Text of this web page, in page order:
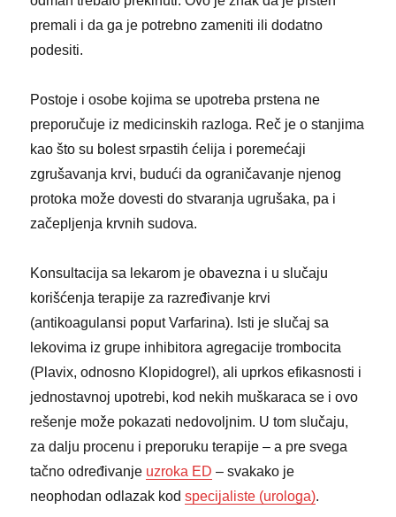
premali i da ga je potrebno zameniti ili dodatno
podesiti.
Postoje i osobe kojima se upotreba prstena ne
preporučuje iz medicinskih razloga. Reč je o stanjima
kao što su bolest srpastih ćelija i poremećaji
zgrušavanja krvi, budući da ograničavanje njenog
protoka može dovesti do stvaranja ugrušaka, pa i
začepljenja krvnih sudova.
Konsultacija sa lekarom je obavezna i u slučaju
korišćenja terapije za razređivanje krvi
(antikoagulansi poput Varfarina). Isti je slučaj sa
lekovima iz grupe inhibitora agregacije trombocita
(Plavix, odnosno Klopidogrel), ali uprkos efikasnosti i
jednostavnoj upotrebi, kod nekih muškaraca se i ovo
rešenje može pokazati nedovoljnim. U tom slučaju,
za dalju procenu i preporuku terapije – a pre svega
tačno određivanje uzroka ED – svakako je
neophodan odlazak kodspecijaliste (urologa).